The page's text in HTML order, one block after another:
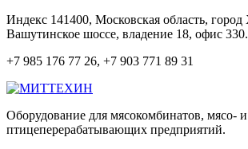
Перейти
к
Индекс 141400, Московская область,
Вашутинское шоссе, владение 18, офис 330.
+7 985 176 77 26, +7 903 771 89 31
Оборудование для мясокомбинатов, мясо- и
птицеперерабатывающих предприятий.